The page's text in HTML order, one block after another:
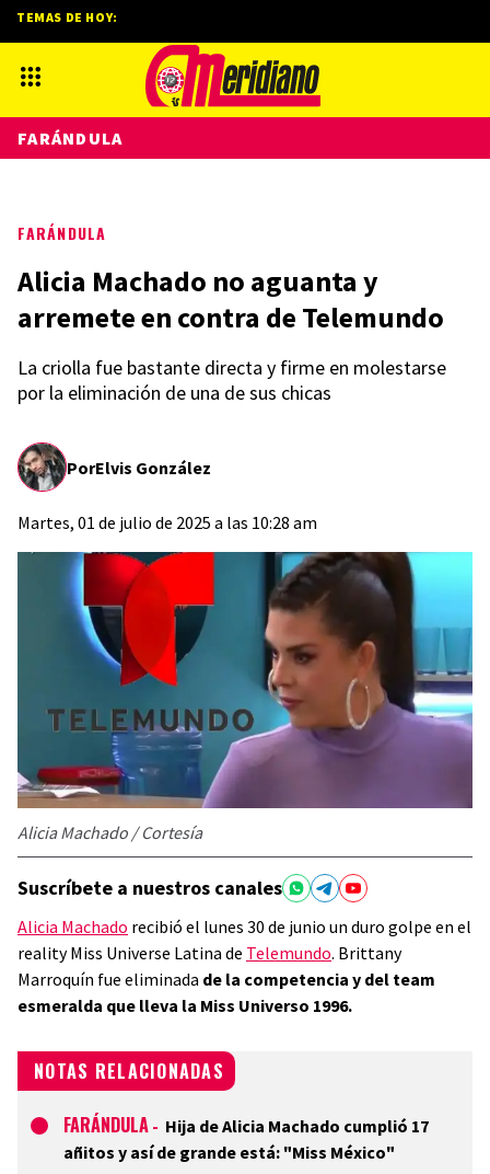
FARÁNDULA
Alicia Machado no aguanta y
arremete en contra de Telemundo
La criolla fue bastante directa y firme en molestarse
por la eliminación de una de sus chicas
PorElvis González
Martes, 01 de julio de 2025 a las 10:28 am
Alicia Machado / Cortesía
Suscríbete a nuestros canales
Alicia Machado recibió el lunes 30 de junio un duro golpe en el
reality Miss Universe Latina de Telemundo. Brittany
Marroquín fue eliminada de la competencia y del team
esmeralda que lleva la Miss Universo 1996.
NOTAS RELACIONADAS
FARÁNDULA - Hija de Alicia Machado cumplió 17
añitos y así de grande está: "Miss México"
TEMAS DE HOY:
FARÁNDULA